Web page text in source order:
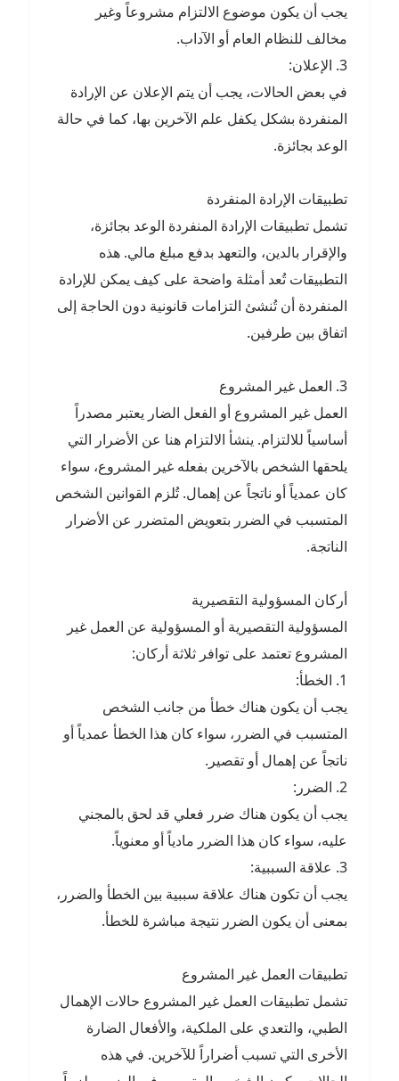
يجب أن يكون موضوع الالتزام مشروعاً وغير
مخالف للنظام العام أو الآداب.
3. الإعلان:
في بعض الحالات، يجب أن يتم الإعلان عن الإرادة
المنفردة بشكل يكفل علم الآخرين بها، كما في حالة
الوعد بجائزة.
تطبيقات الإرادة المنفردة
تشمل تطبيقات الإرادة المنفردة الوعد بجائزة،
والإقرار بالدين، والتعهد بدفع مبلغ مالي. هذه
التطبيقات تُعد أمثلة واضحة على كيف يمكن للإرادة
المنفردة أن تُنشئ التزامات قانونية دون الحاجة إلى
اتفاق بين طرفين.
3. العمل غير المشروع
العمل غير المشروع أو الفعل الضار يعتبر مصدراً
أساسياً للالتزام. ينشأ الالتزام هنا عن الأضرار التي
يلحقها الشخص بالآخرين بفعله غير المشروع، سواء
كان عمدياً أو ناتجاً عن إهمال. تُلزم القوانين الشخص
المتسبب في الضرر بتعويض المتضرر عن الأضرار
الناتجة.
أركان المسؤولية التقصيرية
المسؤولية التقصيرية أو المسؤولية عن العمل غير
المشروع تعتمد على توافر ثلاثة أركان:
1. الخطأ:
يجب أن يكون هناك خطأ من جانب الشخص
المتسبب في الضرر، سواء كان هذا الخطأ عمدياً أو
ناتجاً عن إهمال أو تقصير.
2. الضرر:
يجب أن يكون هناك ضرر فعلي قد لحق بالمجني
عليه، سواء كان هذا الضرر مادياً أو معنوياً.
3. علاقة السببية:
يجب أن تكون هناك علاقة سببية بين الخطأ والضرر،
بمعنى أن يكون الضرر نتيجة مباشرة للخطأ.
تطبيقات العمل غير المشروع
تشمل تطبيقات العمل غير المشروع حالات الإهمال
الطبي، والتعدي على الملكية، والأفعال الضارة
الأخرى التي تسبب أضراراً للآخرين. في هذه